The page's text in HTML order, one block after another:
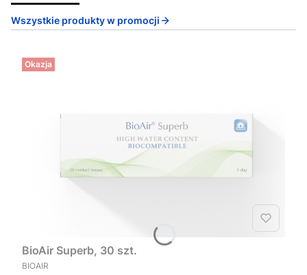
Wszystkie produkty w promocji
Okazja
BioAir Superb, 30 szt.
PRODUCENT
BIOAIR